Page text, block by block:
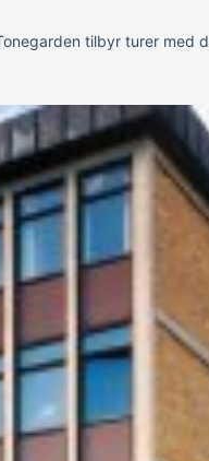
tilbyr turer med